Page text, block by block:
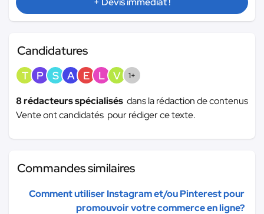
Candidatures
T P S A E L V 1+
8 rédacteurs spécialisés dans la rédaction de contenus
Vente ont candidatés pour rédiger ce texte.
Commandes similaires
Comment utiliser Instagram et/ou Pinterest pour
promouvoir votre commerce en ligne?